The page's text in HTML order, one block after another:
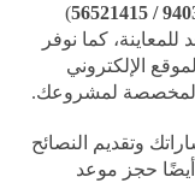
)
كما نوفر
الإلكتروني
لمشروعك.
وتقديم النصائح
حجز موعد